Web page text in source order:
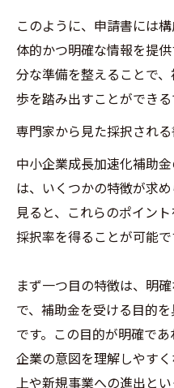
このように、申請書には
体的かつ明確な情報を提
分な準備を整えることで
歩を踏み出すことができる
専門家から見た採択され
中小企業成長加速化補助
は、いくつかの特徴が求
見ると、これらのポイン
採択率を得ることが可能で
まず一つ目の特徴は、明
で、補助金を受ける目的
です。この目的が明確で
企業の意図を理解しやす
上や新規事業への進出と